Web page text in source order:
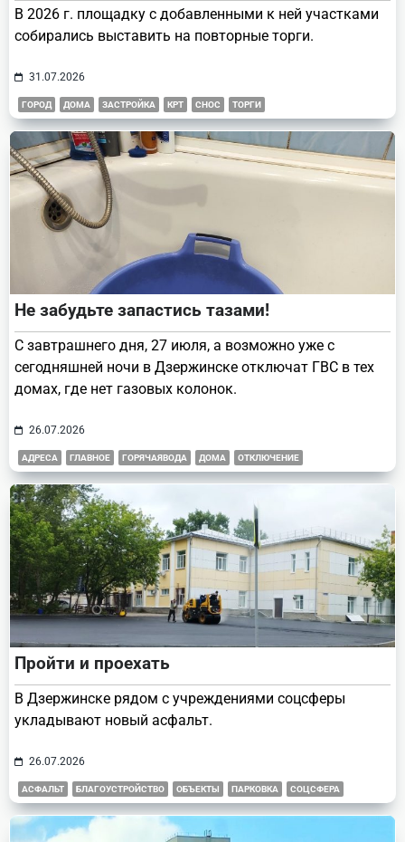
В 2026 г. площадку с добавленными к ней участками
собирались выставить на повторные торги.
31.07.2026
ГОРОД ДОМА ЗАСТРОЙКА КРТ СНОС ТОРГИ
Не забудьте запастись тазами!
С завтрашнего дня, 27 июля, а возможно уже с
сегодняшней ночи в Дзержинске отключат ГВС в тех
домах, где нет газовых колонок.
26.07.2026
АДРЕСА ГЛАВНОЕ ГОРЯЧАЯВОДА ДОМА ОТКЛЮЧЕНИЕ
Пройти и проехать
В Дзержинске рядом с учреждениями соцсферы
укладывают новый асфальт.
26.07.2026
АСФАЛЬТ БЛАГОУСТРОЙСТВО ОБЪЕКТЫ ПАРКОВКА СОЦСФЕРА